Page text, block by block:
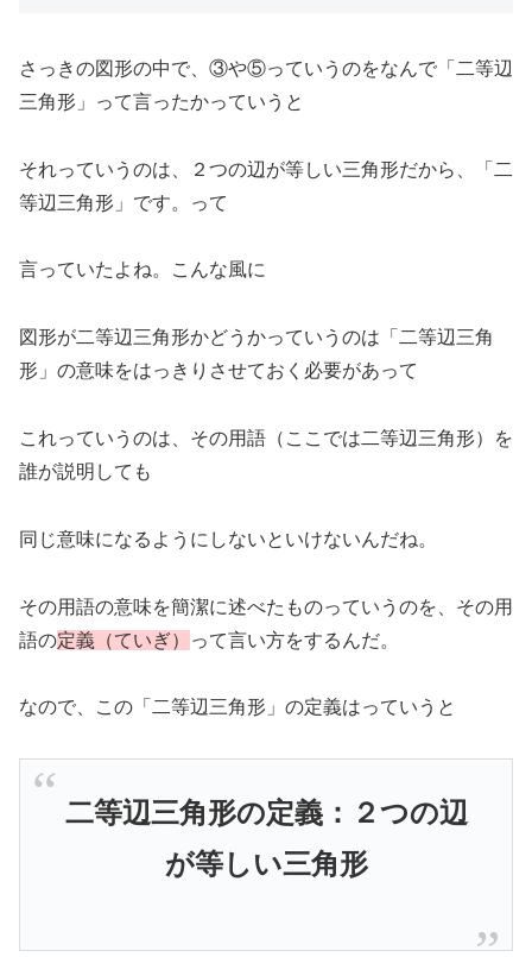
さっきの図形の中で、③や⑤っていうのをなんで「二等辺
三角形」って言ったかっていうと
それっていうのは、２つの辺が等しい三角形だから、「二
等辺三角形」です。って
言っていたよね。こんな風に
図形が二等辺三角形かどうかっていうのは「二等辺三角
形」の意味をはっきりさせておく必要があって
これっていうのは、その用語（ここでは二等辺三角形）を
誰が説明しても
同じ意味になるようにしないといけないんだね。
その用語の意味を簡潔に述べたものっていうのを、その用
語の定義（ていぎ） って言い方をするんだ。
なので、この「二等辺三角形」の定義はっていうと
二等辺三角形の定義：２つの辺
が等しい三角形